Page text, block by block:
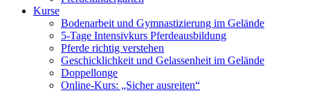
Kurse
Bodenarbeit und Gymnastizierung im Gelände
5‑Tage Intensivkurs Pferdeausbildung
Pferde richtig verstehen
Geschicklichkeit und Gelassenheit im Gelände
Doppellonge
Online-Kurs: „Sicher ausreiten“